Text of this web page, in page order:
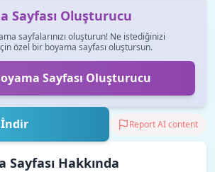
Sayfası Oluşturucu
sayfalarınızı oluşturun! Ne istediğinizi
özel bir boyama sayfası oluştursun.
Sayfası Oluşturucu
İndir Report AI content
Sayfası Hakkında